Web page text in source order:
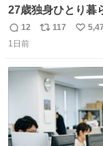
27歳独身ひとり暮
返
信
12
リ
ト
数
117
い
数
1日前